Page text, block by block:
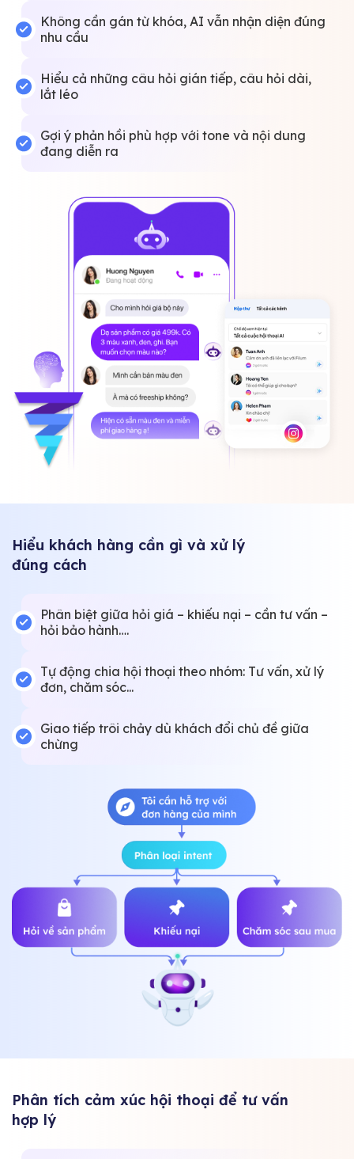
Không cần gán từ khóa, AI vẫn nhận diện đúng
nhu cầu
Hiểu cả những câu hỏi gián tiếp, câu hỏi dài,
lắt léo
Gợi ý phản hồi phù hợp với tone và nội dung
đang diễn ra
Hiểu khách hàng cần gì và xử lý
đúng cách
Phân biệt giữa hỏi giá – khiếu nại – cần tư vấn –
hỏi bảo hành….
Tự động chia hội thoại theo nhóm: Tư vấn, xử lý
đơn, chăm sóc...
Giao tiếp trôi chảy dù khách đổi chủ đề giữa
chừng
Phân tích cảm xúc hội thoại để tư vấn
hợp lý